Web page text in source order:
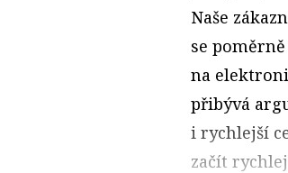
Naše
se
na
přibývá
i rychlejší
začít